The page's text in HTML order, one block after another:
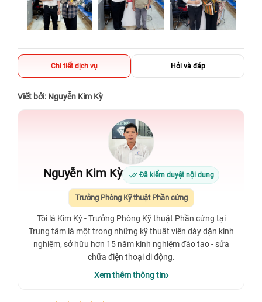
Chi tiết dịch vụ Hỏi và đáp
Viết bởi: Nguyễn Kim Kỳ
Nguyễn Kim Kỳ Đã kiểm duyệt nội dung
Trưởng Phòng Kỹ thuật Phần cứng
Tôi là Kim Kỳ - Trưởng Phòng Kỹ thuật Phần cứng tại
Trung tâm là một trong những kỹ thuật viên dày dặn kinh
nghiệm, sở hữu hơn 15 năm kinh nghiệm đào tạo - sửa
chữa điện thoại di động.
Xem thêm thông tin